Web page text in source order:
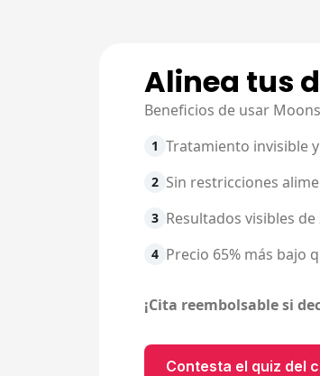
Alinea tus
Beneficios de usar
1 Tratamiento invisible
2 Sin restricciones
3 Resultados visibles de
4 Precio 65% más bajo
¡Cita reembolsable si
Contesta el quiz del